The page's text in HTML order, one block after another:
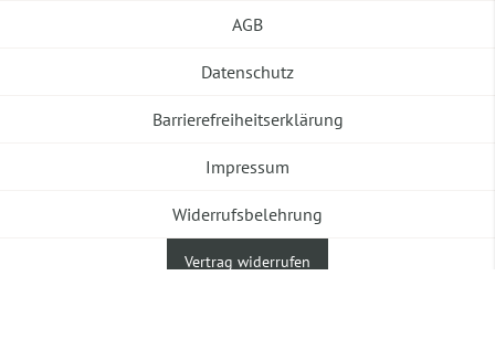
AGB
Datenschutz
Barrierefreiheitserklärung
Impressum
Widerrufsbelehrung
Vertrag widerrufen